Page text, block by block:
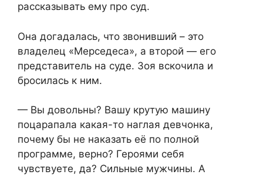
рассказывать ему про суд.
Она догадалась, что звонивший – это
владелец «Мерседеса», а второй — его
представитель на суде. Зоя вскочила и
бросилась к ним.
— Вы довольны? Вашу крутую машину
поцарапала какая-то наглая девчонка,
почему бы не наказать её по полной
программе, верно? Героями себя
чувствуете, да? Сильные мужчины. А